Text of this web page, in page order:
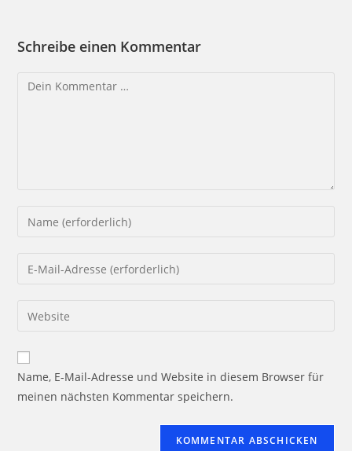
Schreibe einen Kommentar
Name, E-Mail-Adresse und Website in diesem Browser für
meinen nächsten Kommentar speichern.